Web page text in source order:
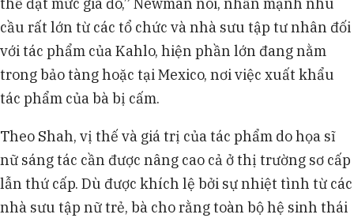
thể đạt mức giá đó,” Newman nói, nhấn mạnh nhu
cầu rất lớn từ các tổ chức và nhà sưu tập tư nhân đối
với tác phẩm của Kahlo, hiện phần lớn đang nằm
trong bảo tàng hoặc tại Mexico, nơi việc xuất khẩu
tác phẩm của bà bị cấm.
Theo Shah, vị thế và giá trị của tác phẩm do họa sĩ
nữ sáng tác cần được nâng cao cả ở thị trường sơ cấp
lẫn thứ cấp. Dù được khích lệ bởi sự nhiệt tình từ các
nhà sưu tập nữ trẻ, bà cho rằng toàn bộ hệ sinh thái